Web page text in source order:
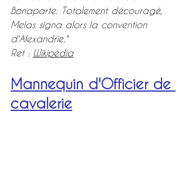
Bonaparte. Totalement découragé,
Melas signa alors la convention
d'Alexandrie."
Ret : Wikipédia
Mannequin d'Officier de
cavalerie